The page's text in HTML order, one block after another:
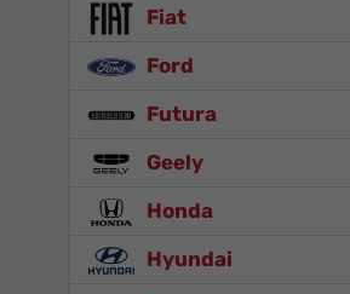
Fiat
Ford
Futura
Geely
Honda
Hyundai